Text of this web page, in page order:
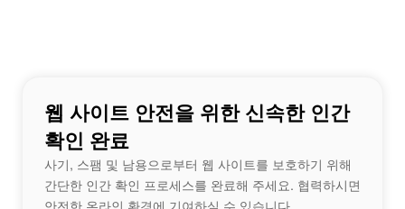
웹 사이트 안전을 위한 신속한 인간
확인 완료
사기, 스팸 및 남용으로부터 웹 사이트를 보호하기 위해
간단한 인간 확인 프로세스를 완료해 주세요. 협력하시면